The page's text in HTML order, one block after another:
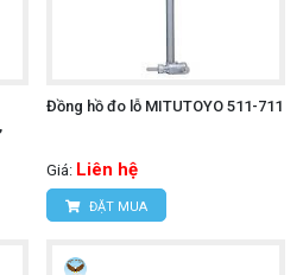
Đồng hồ đo lỗ MITUTOYO 511-711
Giá: Liên hệ
ĐẶT MUA